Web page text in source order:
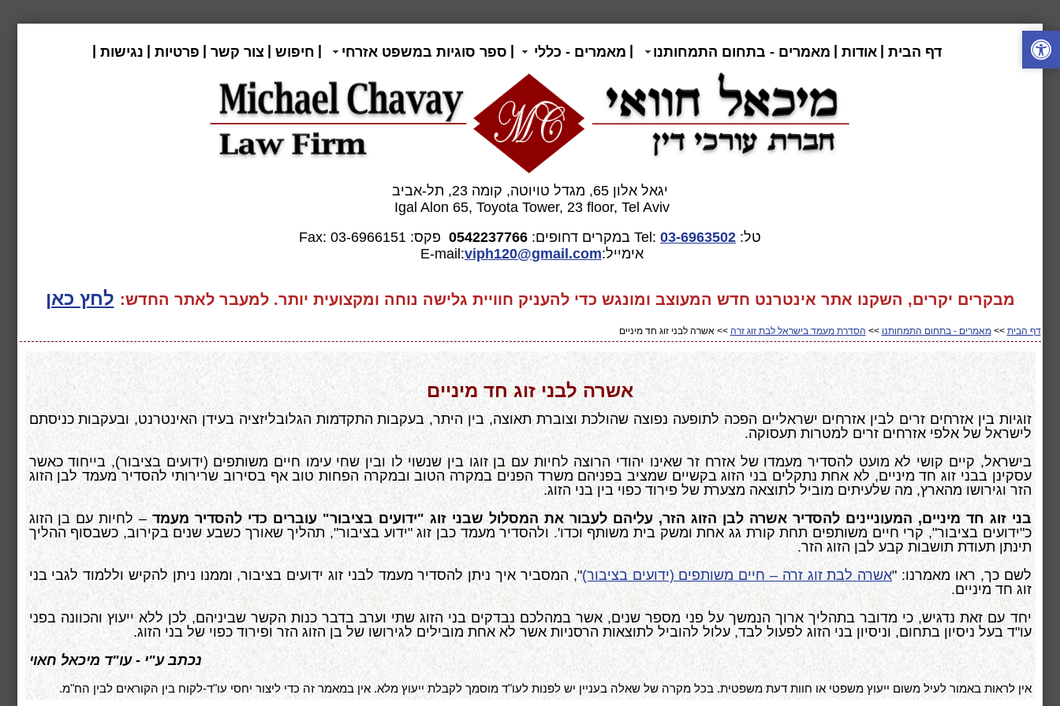
דף הבית אודות מאמרים - בתחום התמחותנו מאמרים - כללי ספר סוגיות במשפט אזרחי חיפוש צור קשר פרטיות נגישות
יגאל אלון 65, מגדל טויוטה, קומה 23, תל-אביב
Igal Alon 65, Toyota Tower, 23 floor, Tel Aviv
טל: 03-6963502
Tel: במקרים דחופים: 0542237766 פקס: 03-6966151
Fax:
אימייל:E-mail:
viph120@gmail.com
מבקרים יקרים, השקנו אתר אינטרנט חדש המעוצב ומונגש כדי להעניק חוויית גלישה נוחה ומקצועית יותר. למעבר לאתר החדש: לחץ כאן
דף הבית >>מאמרים - בתחום התמחותנו >> הסדרת מעמד בישראל לבת זוג זרה >> אשרה לבני זוג חד מיניים
אשרה לבני זוג חד מיניים
זוגיות בין אזרחים זרים לבין אזרחים ישראליים הפכה לתופעה נפוצה שהולכת וצוברת תאוצה, בין היתר, בעקבות התקדמות הגלובליזציה בעידן האינטרנט, ובעקבות כניסתם
לישראל של אלפי אזרחים זרים למטרות תעסוקה.
בישראל, קיים קושי לא מועט להסדיר מעמדו של אזרח זר שאינו יהודי הרוצה לחיות עם בן זוגו בין שנשוי לו ובין שחי עימו חיים משותפים (ידועים בציבור), בייחוד כאשר
עסקינן בבני זוג חד מיניים, לא אחת נתקלים בני הזוג בקשיים שמציב בפניהם משרד הפנים במקרה הטוב ובמקרה הפחות טוב אף בסירוב שרירותי להסדיר מעמד לבן הזוג
הזר וגירושו מהארץ, מה שלעיתים מוביל לתוצאה מצערת של פירוד כפוי בין בני הזוג.
בני זוג חד מיניים, המעוניינים להסדיר אשרה לבן הזוג הזר, עליהם לעבור את המסלול שבני זוג "ידועים בציבור" עוברים כדי להסדיר מעמד– לחיות עם בן הזוג
כ"ידועים בציבור", קרי חיים משותפים תחת קורת גג אחת ומשק בית משותף וכדו'. ולהסדיר מעמד כבן זוג "ידוע בציבור", תהליך שאורך כשבע שנים בקירוב, כשבסוף ההליך
תינתן תעודת תושבות קבע לבן הזוג הזר.
לשם כך, ראו מאמרנו: "אשרה לבת זוג זרה – חיים משותפים (ידועים בציבור)", המסביר איך ניתן להסדיר מעמד לבני זוג ידועים בציבור, וממנו ניתן להקיש וללמוד לגבי בני
זוג חד מיניים.
יחד עם זאת נדגיש, כי מדובר בתהליך ארוך הנמשך על פני מספר שנים, אשר במהלכם נבדקים בני הזוג שתי וערב בדבר כנות הקשר שביניהם, לכן ללא ייעוץ והכוונה בפני
עו"ד בעל ניסיון בתחום, וניסיון בני הזוג לפעול לבד, עלול להוביל לתוצאות הרסניות אשר לא אחת מובילים לגירושו של בן הזוג הזר ופירוד כפוי של בני הזוג.
נכתב ע"י - עו"ד מיכאל חאוי
אין לראות באמור לעיל משום ייעוץ משפטי או חוות דעת משפטית. בכל מקרה של שאלה בעניין יש לפנות לעו"ד מוסמך לקבלת ייעוץ מלא. אין במאמר זה כדי ליצור יחסי עו"ד-לקוח בין הקוראים לבין הח"מ.